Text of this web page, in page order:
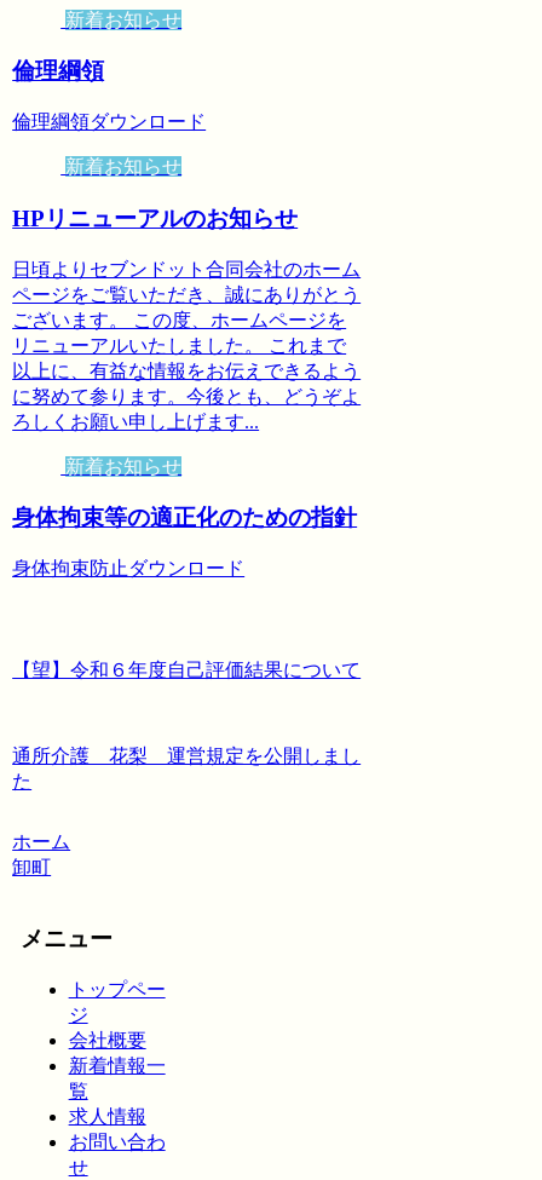
新着お知らせ
倫理綱領
倫理綱領ダウンロード
新着お知らせ
HPリニューアルのお知らせ
日頃よりセブンドット合同会社のホーム
ページをご覧いただき、誠にありがとう
ございます。 この度、ホームページを
リニューアルいたしました。 これまで
以上に、有益な情報をお伝えできるよう
に努めて参ります。今後とも、どうぞよ
ろしくお願い申し上げます...
新着お知らせ
身体拘束等の適正化のための指針
身体拘束防止ダウンロード
【望】令和６年度自己評価結果について
通所介護 花梨 運営規定を公開しまし
た
ホーム
卸町
メニュー
トップペー
ジ
会社概要
新着情報一
覧
求人情報
お問い合わ
せ